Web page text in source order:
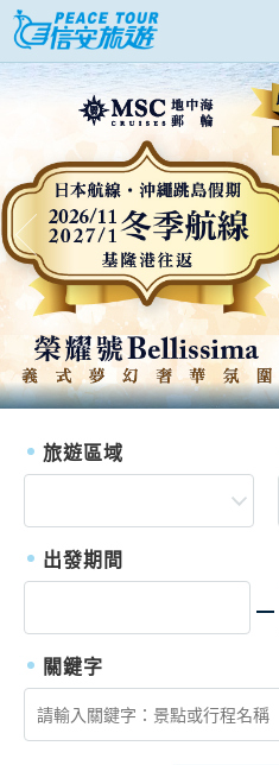
往前
旅遊區域
出發期間